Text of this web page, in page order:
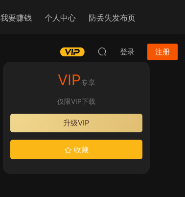
我要赚钱 个人中心 防丢失发布页
登录 注册
VIP专享
仅限VIP下载
升级VIP
收藏